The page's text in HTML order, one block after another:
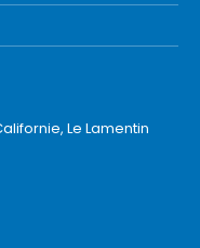
Le Lamentin